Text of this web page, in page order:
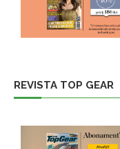
REVISTA TOP GEAR